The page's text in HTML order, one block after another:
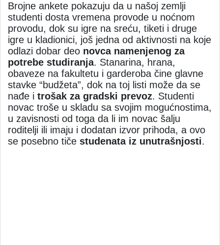
Brojne ankete pokazuju da u našoj zemlji
studenti dosta vremena provode u noćnom
provodu, dok su igre na sreću, tiketi i druge
igre u kladionici, još jedna od aktivnosti na koje
odlazi dobar deo novca namenjenog za
potrebe studiranja. Stanarina, hrana,
obaveze na fakultetu i garderoba čine glavne
stavke “budžeta”, dok na toj listi može da se
nađe i trošak za gradski prevoz. Studenti
novac troše u skladu sa svojim mogućnostima,
u zavisnosti od toga da li im novac šalju
roditelji ili imaju i dodatan izvor prihoda, a ovo
se posebno tiče studenata iz unutrašnjosti.